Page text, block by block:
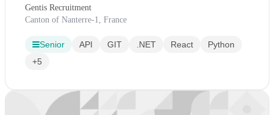
Gentis Recruitment
Canton of Nanterre-1, France
Senior API GIT .NET React
Python
+5